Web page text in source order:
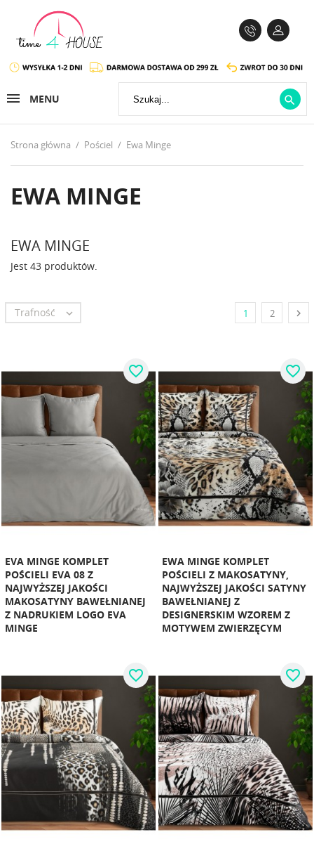
MENU 
Strona główna Pościel Ewa Minge
EWA MINGE
EWA MINGE
Jest 43 produktów.
Trafność  1 2 
EVA MINGE KOMPLET
POŚCIELI EVA 08 Z
NAJWYŻSZEJ JAKOŚCI
MAKOSATYNY BAWEŁNIANEJ
Z NADRUKIEM LOGO EVA
MINGE
favorite_border
EWA MINGE KOMPLET
POŚCIELI Z MAKOSATYNY,
NAJWYŻSZEJ JAKOŚCI SATYNY
BAWEŁNIANEJ Z
DESIGNERSKIM WZOREM Z
MOTYWEM ZWIERZĘCYM
favorite_border
favorite_border favorite_border